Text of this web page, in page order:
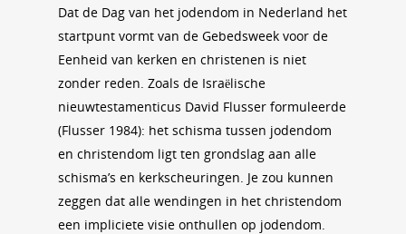
Dat de Dag van het jodendom in Nederland het
startpunt vormt van de Gebedsweek voor de
Eenheid van kerken en christenen is niet
zonder reden. Zoals de Israëlische
nieuwtestamenticus David Flusser formuleerde
(Flusser 1984): het schisma tussen jodendom
en christendom ligt ten grondslag aan alle
schisma’s en kerkscheuringen. Je zou kunnen
zeggen dat alle wendingen in het christendom
een impliciete visie onthullen op jodendom.